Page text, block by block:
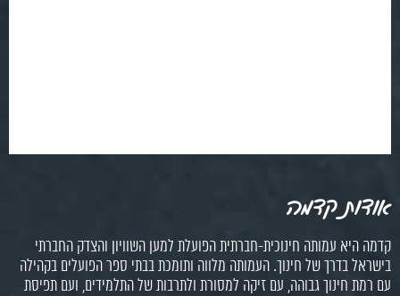
אודות קדמה
קדמה היא עמותה חינוכית-חברתית הפועלת למען השוויון והצדק החברתי
בישראל בדרך של חינוך. העמותה מלווה ותומכת בבתי ספר הפועלים בקהילה
עם רמת חינוך גבוהה, עם זיקה למסורת ולתרבות של התלמידים, ועם תפיסת